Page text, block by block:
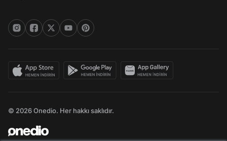
© 2026 Onedio. Her hakkı saklıdır.